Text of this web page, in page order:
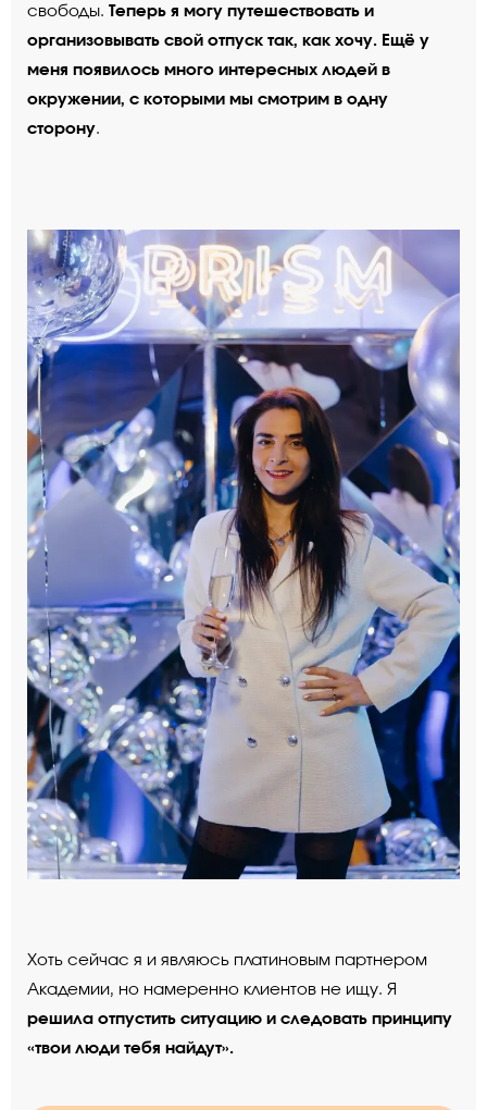
свободы. Теперь я могу путешествовать и
организовывать свой отпуск так, как хочу. Ещё у
меня появилось много интересных людей в
окружении, с которыми мы смотрим в одну
сторону.
Хоть сейчас я и являюсь платиновым партнером
Академии, но намеренно клиентов не ищу. Я
решила отпустить ситуацию и следовать принципу
«твои люди тебя найдут».